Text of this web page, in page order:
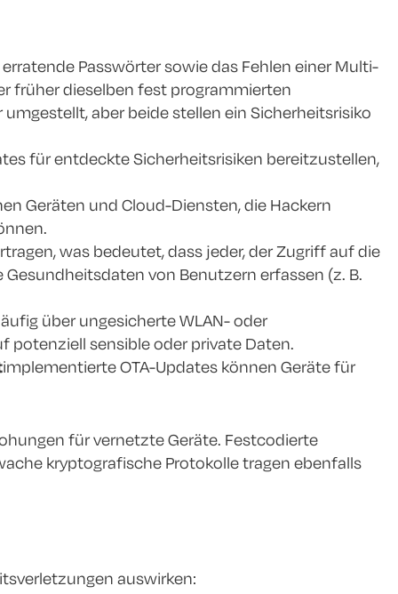
Passwörter sowie das Fehlen einer Multi-
früher dieselben fest programmierten
aber beide stellen ein Sicherheitsrisiko
für entdeckte Sicherheitsrisiken bereitzustellen,
Geräten und Cloud-Diensten, die Hackern
was bedeutet, dass jeder, der Zugriff auf die
von Benutzern erfassen (z. B.
über ungesicherte WLAN- oder
potenziell sensible oder private Daten.
implementierte OTA-Updates können Geräte für
für vernetzte Geräte. Festcodierte
kryptografische Protokolle tragen ebenfalls
auswirken: